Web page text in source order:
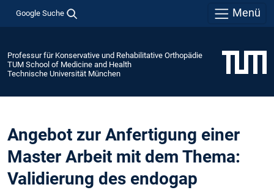
Google Suche Menü
Professur für Konservative und Rehabilitative Orthopädie
TUM School of Medicine and Health
Technische Universität München
Angebot zur Anfertigung einer
Master Arbeit mit dem Thema:
Validierung des endogap